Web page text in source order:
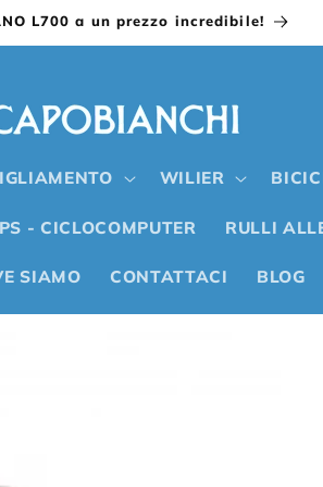
L700 a un prezzo incredibile!
WILIER
- CICLOCOMPUTER RULLI
SIAMO CONTATTACI BLOG